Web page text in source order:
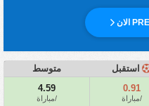
استقبل متوسط
0.91
/مباراة
4.59
/مباراة